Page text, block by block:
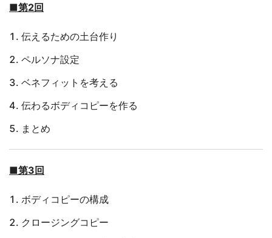
■第2回
伝えるための土台作り
ペルソナ設定
ベネフィットを考える
伝わるボディコピーを作る
まとめ
■第3回
ボディコピーの構成
クロージングコピー